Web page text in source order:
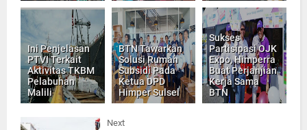
Ini Penjelasan
PTVI Terkait
Aktivitas TKBM
Pelabuhan
Malili
BTN Tawarkan
Solusi Rumah
Subsidi Pada
Ketua DPD
Himper Sulsel
Sukses
Partisipasi OJK
Expo, Himperra
Buat Perjanjian
Kerja Sama
BTN
Next